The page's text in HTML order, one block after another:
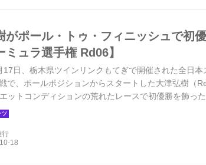
がポール・トゥ・フィニッシュで初
ミュラ選手権 Rd06】
17日、栃木県ツインリンクもてぎで開催された全日本
で、ポールポジションからスタートした大津弘樹（
ットコンディションの荒れたレースで初優勝を飾った
MUGEN）が最終戦を待たずにシリーズチャンピ
行